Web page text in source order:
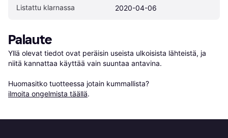
Listattu klarnassa 2020-04-06
Palaute
Yllä olevat tiedot ovat peräisin useista ulkoisista lähteistä, ja
niitä kannattaa käyttää vain suuntaa antavina.
Huomasitko tuotteessa jotain kummallista?
ilmoita ongelmista täällä.